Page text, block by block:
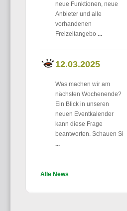
neue Funktionen, neue
Anbieter und alle
vorhandenen
Freizeitangebo ...
12.03.2025
Was machen wir am
nächsten Wochenende?
Ein Blick in unseren
neuen Eventkalender
kann diese Frage
beantworten. Schauen Si
...
Alle News